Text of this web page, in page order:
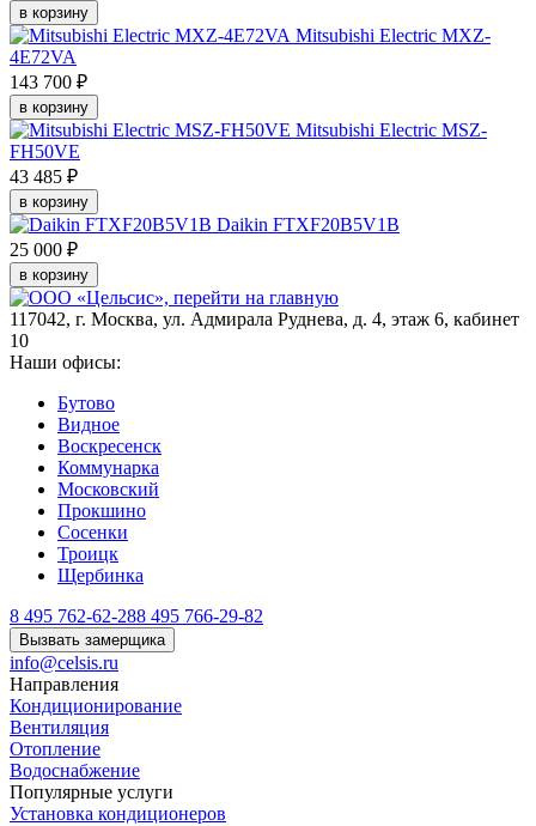
в корзину
Mitsubishi Electric MXZ-
4E72VA
143 700 ₽
в корзину
Mitsubishi Electric MSZ-
FH50VE
43 485 ₽
в корзину
Daikin FTXF20B5V1B
25 000 ₽
в корзину
117042, г. Москва, ул. Адмирала Руднева, д. 4, этаж 6, кабинет
10
Наши офисы:
Бутово
Видное
Воскресенск
Коммунарка
Московский
Прокшино
Сосенки
Троицк
Щербинка
8 495 762-62-288 495 766-29-82
Вызвать замерщика
info@celsis.ru
Направления
Кондиционирование
Вентиляция
Отопление
Водоснабжение
Популярные услуги
Установка кондиционеров